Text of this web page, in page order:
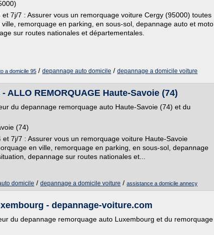
7j/7 : Assurer vous un remorquage voiture Cergy (95000) toutes
remorquage en parking, en sous-sol, depannage auto et moto
sur routes nationales et départementales.
a domicile 95 / depannage auto domicile / depannage a domicile voiture
ALLO REMORQUAGE Haute-Savoie (74)
du depannage remorquage auto Haute-Savoie (74) et du
(74)
7j/7 : Assurer vous un remorquage voiture Haute-Savoie
en ville, remorquage en parking, en sous-sol, depannage
depannage sur routes nationales et...
domicile / depannage a domicile voiture / assistance a domicile annecy
- depannage-voiture.com
du depannage remorquage auto Luxembourg et du remorquage